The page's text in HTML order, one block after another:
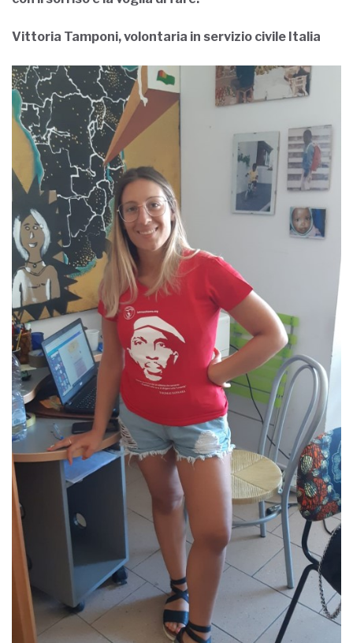
Vittoria Tamponi, volontaria in servizio civile Italia